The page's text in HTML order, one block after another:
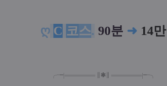
ღ C 코스. 90분 ➜ 14만
╭╼|═══════ ✱ ═══════|╾╮